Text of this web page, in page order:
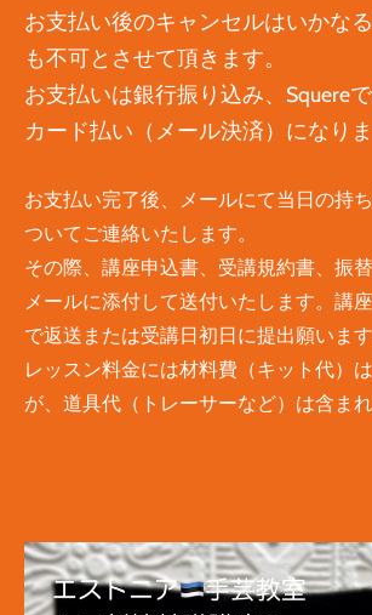
お支払い後のキャンセルはいかな
も不可とさせて頂きます。
お支払いは銀行振り込み、Squere
カード払い（メール決済）になりま
お支払い完了後、メールにて当日の持
ついてご連絡いたします。
その際、講座申込書、受講規約書、振
メールに添付して送付いたします。講
で返送または受講日初日に提出願います
レッスン料金には材料費（キット代）
が、道具代（トレーサーなど）は含まれ